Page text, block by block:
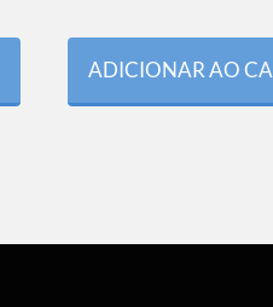
ADICIONAR AO